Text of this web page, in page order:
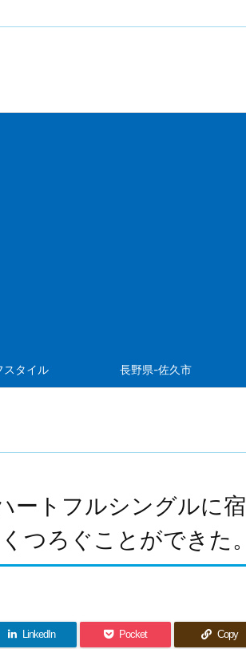
スタイル 長野県-佐久市
ートフルシングルに宿
つろぐことができた。
LinkedIn Pocket Copy